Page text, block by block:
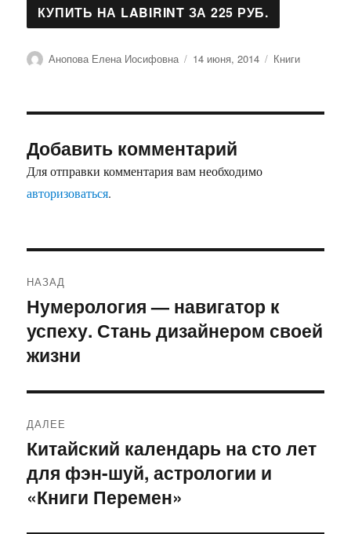
Автор
Анопова Елена Иосифовна Опубликовано
14 июня, 2014 Рубрики
Книги
Добавить комментарий
Для отправки комментария вам необходимо
авторизоваться.
по
записям
НАЗАД
Предыдущая
запись:
Нумерология — навигатор к
успеху. Стань дизайнером своей
жизни
ДАЛЕЕ
Следующая
запись:
Китайский календарь на сто лет
для фэн-шуй, астрологии и
«Книги Перемен»